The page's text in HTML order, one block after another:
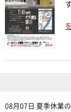
08月07日 夏季休業